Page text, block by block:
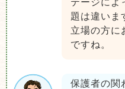
テージによ
題は違いま
立場の方に
ですね。
保護者の関